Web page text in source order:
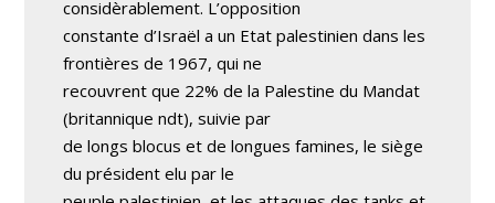
considèrablement. L’opposition
constante d’Israël a un Etat palestinien dans les
frontières de 1967, qui ne
recouvrent que 22% de la Palestine du Mandat
(britannique ndt), suivie par
de longs blocus et de longues famines, le siège
du président elu par le